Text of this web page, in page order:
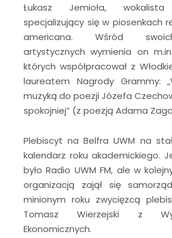
Łukasz Jemioła,
specjalizujący się w piosenkach
americana. Wśród
artystycznych wymienia on
których współpracował z
laureatem Nagrody Grammy:
muzyką do poezji Józefa
spokojniej” (z poezją Adama
Plebiscyt na Belfra UWM na
kalendarz roku akademickiego.
było Radio UWM FM, ale w
organizacją zajął się
minionym roku zwycięzcą
Tomasz Wierzejski z
Ekonomicznych.